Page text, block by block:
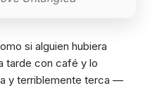
si alguien hubiera
tarde con café y lo
y terriblemente terca —